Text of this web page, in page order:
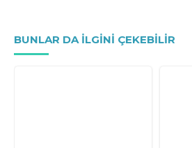
BUNLAR DA ILGINI ÇEKEBILIR